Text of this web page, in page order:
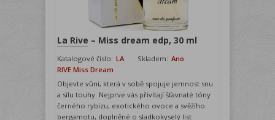
La Rive – Miss dream edp, 30 ml
Katalogové číslo: LA
RIVE Miss Dream
Skladem: Ano
Objevte vůni, která v sobě spojuje jemnost snu
a sílu touhy. Nejprve vás přivítají šťavnaté tóny
černého rybízu, exotického ovoce a svěžího
bergamotu, doplněné o sladkokyselý list